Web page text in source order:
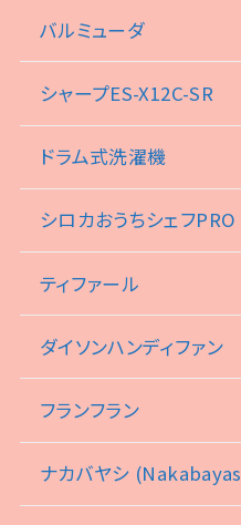
バルミューダ
シャープES-X12C-SR
ドラム式洗濯機
シロカおうちシェフPRO
ティファール
ダイソンハンディファン
フランフラン
ナカバヤシ